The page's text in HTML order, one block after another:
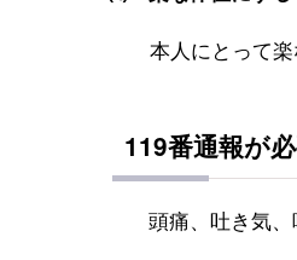
本人にとって楽
119番通報が
頭痛、吐き気、